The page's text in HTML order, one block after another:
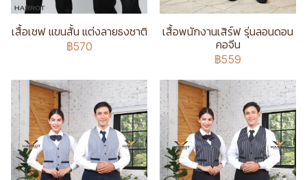
เสื้อเชฟ แขนสั้น แต่งลายธงชาติ
฿570
เสื้อพนักงานเสิร์ฟ รุ่นลอนดอน
คอจีน
฿559